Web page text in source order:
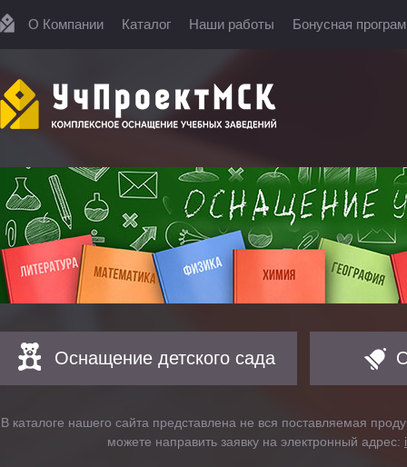
О Компании Каталог Наши работы Бонусная
Оснащение детского сада
В каталоге нашего сайта представлена не вся поставляемая
можете направить заявку на электронный адрес: